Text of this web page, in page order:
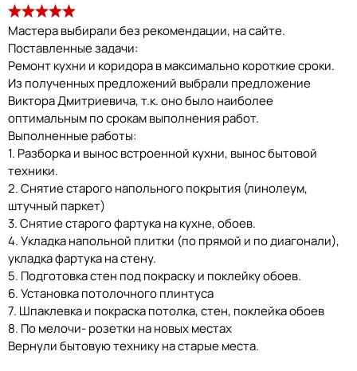
Мастера выбирали без рекомендации, на сайте.
Поставленные задачи:
Ремонт кухни и коридора в максимально короткие сроки.
Из полученных предложений выбрали предложение
Виктора Дмитриевича, т.к. оно было наиболее
оптимальным по срокам выполнения работ.
Выполненные работы:
1. Разборка и вынос встроенной кухни, вынос бытовой
техники.
2. Снятие старого напольного покрытия (линолеум,
штучный паркет)
3. Снятие старого фартука на кухне, обоев.
4. Укладка напольной плитки (по прямой и по диагонали),
укладка фартука на стену.
5. Подготовка стен под покраску и поклейку обоев.
6. Установка потолочного плинтуса
7. Шпаклевка и покраска потолка, стен, поклейка обоев
8. По мелочи- розетки на новых местах
Вернули бытовую технику на старые места.